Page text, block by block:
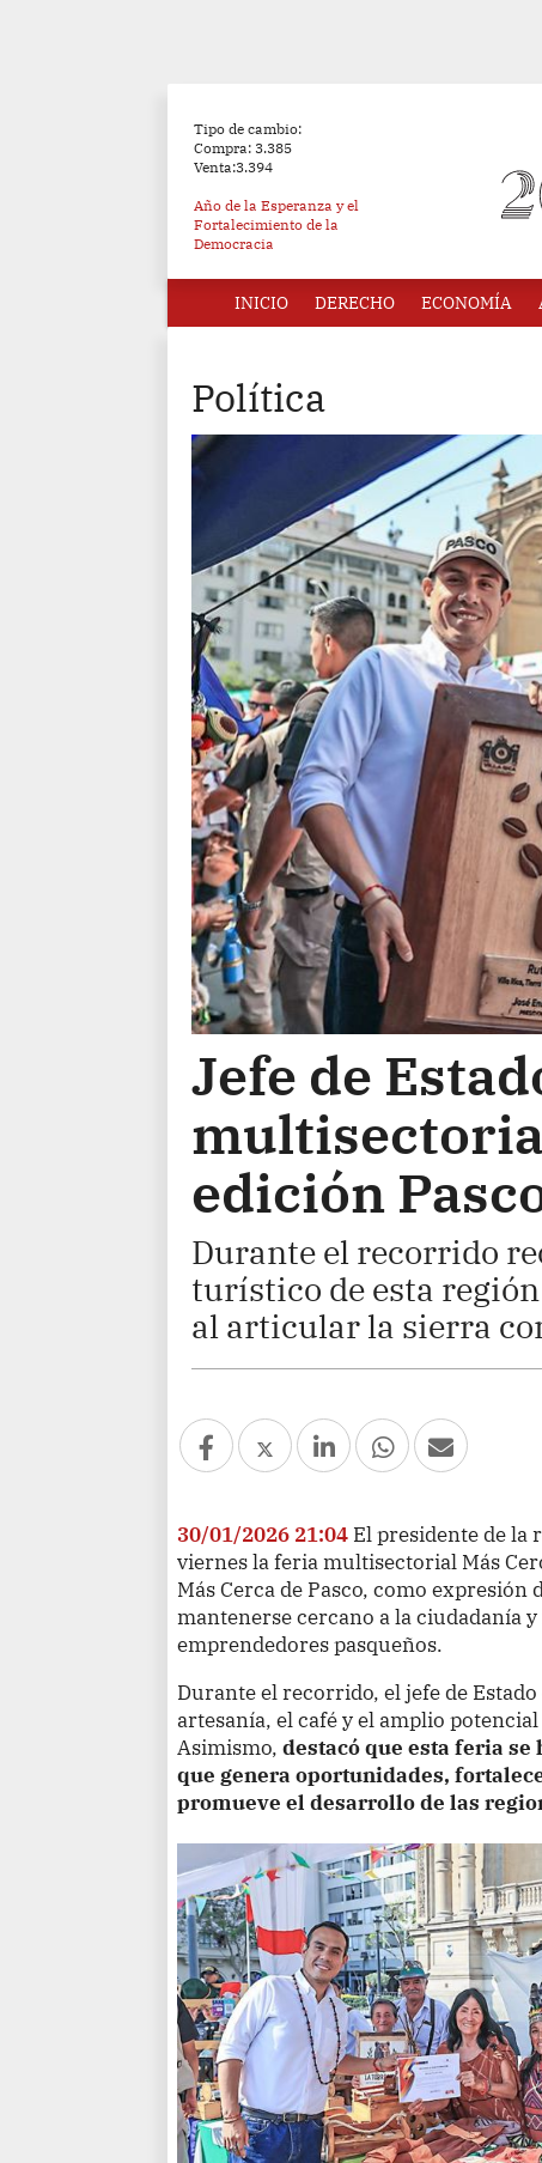
Tipo de cambio:
Compra: 3.385
Venta:3.394
Año de la Esperanza y el
Fortalecimiento de la
Democracia
INICIO DERECHO ECONOMÍA
Política
Jefe de
edición
Durante el recorrido
turístico de esta
al articular la sierra
30/01/2026 21:04 El presidente de la
viernes la feria multisectorial Más
Más Cerca de Pasco, como
mantenerse cercano a la ciudadanía
emprendedores pasqueños.
Durante el recorrido, el jefe de
artesanía, el café y el amplio
Asimismo,destacó que esta feria
que genera oportunidades,
promueve el desarrollo de las